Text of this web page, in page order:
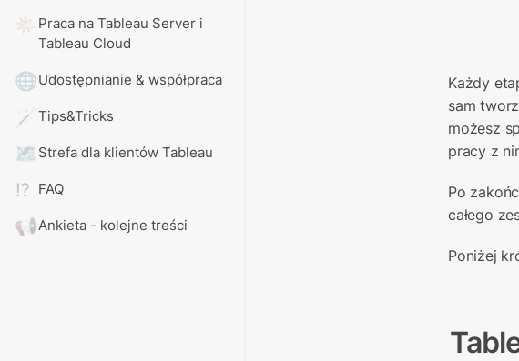
🌤️ Praca na Tableau Server i
Tableau Cloud
🌐Udostępnianie & współpraca
🪄 Tips&Tricks
🗺️ Strefa dla klientów Tableau
⁉️ FAQ
📢Ankieta - kolejne treści
Każdy
sam
możesz
pracy z
Po
całego
Poniżej